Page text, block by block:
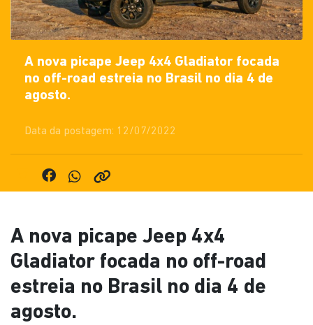
A nova picape Jeep 4x4 Gladiator focada
no off-road estreia no Brasil no dia 4 de
agosto.
Data da postagem: 12/07/2022
A nova picape Jeep 4x4
Gladiator focada no off-road
estreia no Brasil no dia 4 de
agosto.